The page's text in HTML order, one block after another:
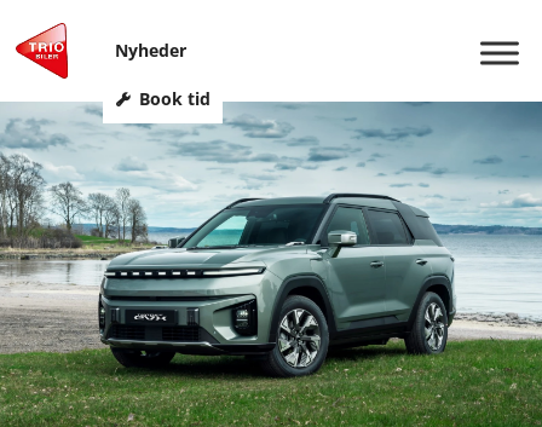
Nyheder
Book tid